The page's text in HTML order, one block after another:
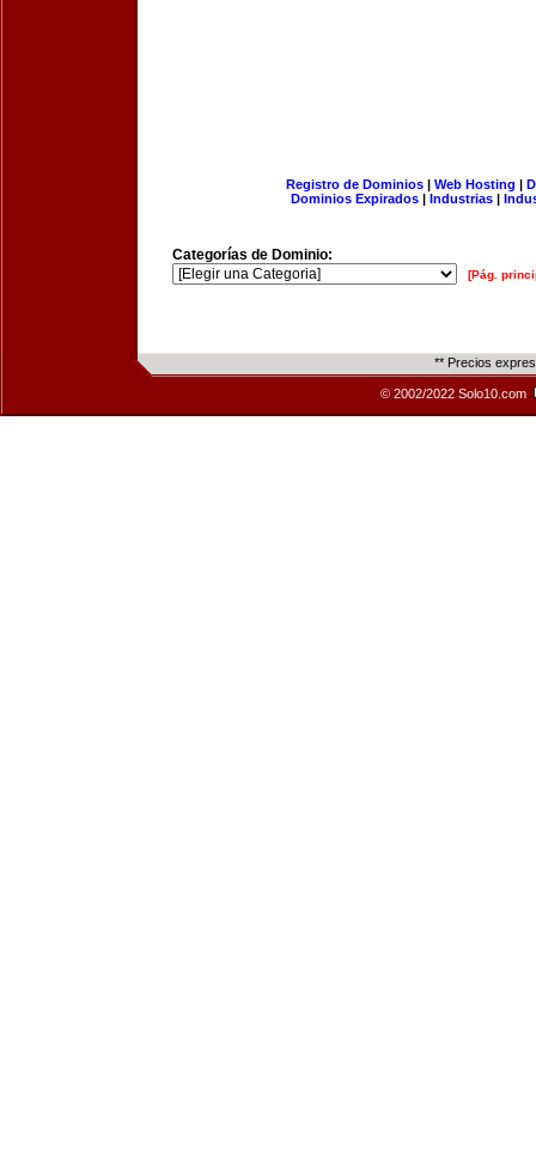
Registro de Dominios| Web Hosting |
Dominios Expirados | Industrias |
Categorías de Dominio:
[Pág.
** Precios
© 2002/2022 Solo10.com